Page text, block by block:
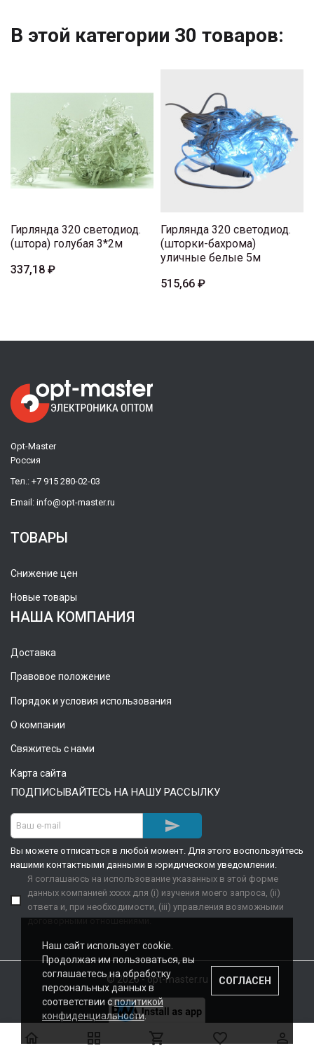
В этой категории 30 товаров:
Гирлянда 320 светодиод.
(штора) голубая 3*2м
337,18 ₽
Гирлянда 320 светодиод.
(шторки-бахрома)
уличные белые 5м
515,66 ₽
Opt-Master
Россия
Тел.: +7 915 280-02-03
Email: info@opt-master.ru
ТОВАРЫ
Снижение цен
Новые товары
НАША КОМПАНИЯ
Доставка
Правовое положение
Порядок и условия использования
О компании
Свяжитесь с нами
Карта сайта
ПОДПИСЫВАЙТЕСЬ НА НАШУ РАССЫЛКУ

Вы можете отписаться в любой момент. Для этого воспользуйтесь
нашими контактными данными в юридическом уведомлении.
Я соглашаюсь на использование указанных в этой форме
данных компанией xxxxx для (i) изучения моего запроса, (ii)
ответа и, при необходимости, (iii) управления возможными
договорными отношениями.
© 2026 - opt-master.ru
    
Наш сайт использует cookie.
Продолжая им пользоваться, вы
соглашаетесь на обработку
персональных данных в
соответствии сполитикой
конфиденциальности.
СОГЛАСЕН